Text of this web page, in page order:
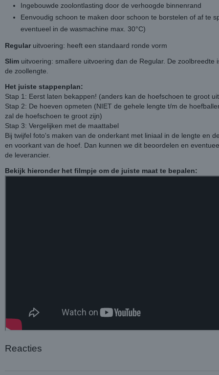
Ingebouwde zoolontlasting door de verhoogde binnenrand
Eenvoudig schoon te maken door schoon te borstelen of af te
eventueel in de wasmachine max. 30°C)
Regular uitvoering: heeft een standaard ronde vorm
Slim uitvoering: smallere uitvoering dan de Regular. De zoolbreedte
de zoollengte.
Het juiste stappenplan:
Stap 1: Eerst laten bekappen! (anders kan de hoefschoen te groot
Stap 2: De hoeven opmeten (NIET de gehele lengte t/m de
zal de hoefschoen te groot zijn)
Stap 3: Vergelijken met de maattabel
Bij twijfel foto's maken van de onderkant met liniaal in de lengte en
en voorkant van de hoef. Dan kunnen we dit beoordelen en
de leverancier.
Bekijk hieronder het filmpje om de juiste maat te bepalen:
Reacties